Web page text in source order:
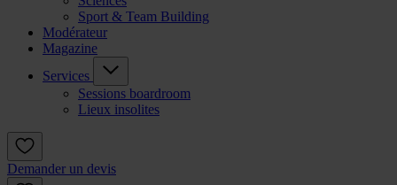
Sport & Team Building
Modérateur
Magazine
Services
Sessions boardroom
Lieux insolites
Demander un devis